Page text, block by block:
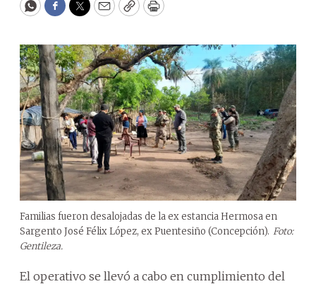
WhatsApp
Facebook
Twitter
EmailCopyPrint
Familias fueron desalojadas de la ex estancia Hermosa en
Sargento José Félix López, ex Puentesiño (Concepción). Foto:
Gentileza.
El operativo se llevó a cabo en cumplimiento del